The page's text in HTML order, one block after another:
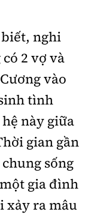
nghi
2 vợ và
vào
tình
này giữa
gian gần
sống
gia đình
xảy ra mâu